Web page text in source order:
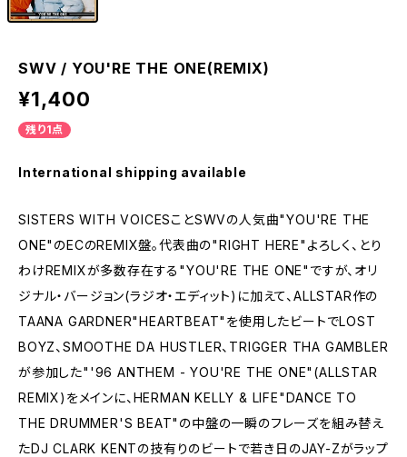
SWV / YOU'RE THE ONE(REMIX)
¥1,400
残り1点
International shipping available
SISTERS WITH VOICESことSWVの人気曲"YOU'RE THE
ONE"のECのREMIX盤。代表曲の"RIGHT HERE"よろしく、とり
わけREMIXが多数存在する"YOU'RE THE ONE"ですが、オリ
ジナル・バージョン(ラジオ・エディット)に加えて、ALLSTAR作の
TAANA GARDNER"HEARTBEAT"を使用したビートでLOST
BOYZ、SMOOTHE DA HUSTLER、TRIGGER THA GAMBLER
が参加した"'96 ANTHEM - YOU'RE THE ONE"(ALLSTAR
REMIX)をメインに、HERMAN KELLY & LIFE"DANCE TO
THE DRUMMER'S BEAT"の中盤の一瞬のフレーズを組み替え
たDJ CLARK KENTの技有りのビートで若き日のJAY-Zがラップ